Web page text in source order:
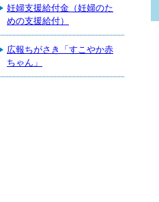
妊婦支援給付金（妊婦のた
めの支援給付）
広報ちがさき「すこやか赤
ちゃん」